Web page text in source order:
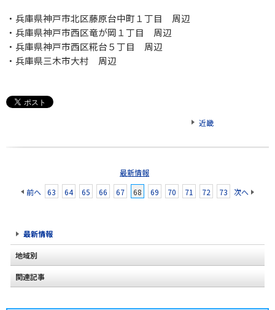
・兵庫県神戸市北区藤原台中町１丁目 周辺
・兵庫県神戸市西区竜が岡１丁目 周辺
・兵庫県神戸市西区糀台５丁目 周辺
・兵庫県三木市大村 周辺
近畿
最新情報
前へ 63 64 65 66 67 68 69 70 71 72 73 次へ
最新情報
地域別
北海道
関連記事